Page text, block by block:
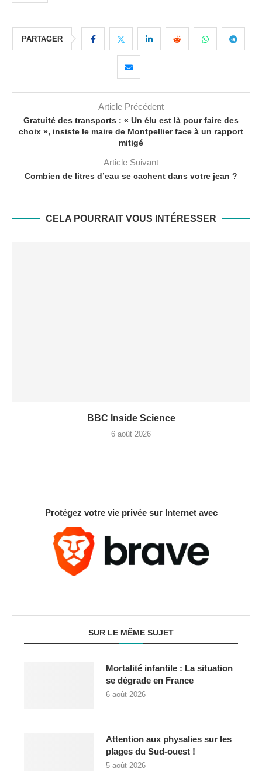
PARTAGER
Article Précédent
Gratuité des transports : « Un élu est là pour faire des
choix », insiste le maire de Montpellier face à un rapport
mitigé
Article Suivant
Combien de litres d’eau se cachent dans votre jean ?
CELA POURRAIT VOUS INTÉRESSER
BBC Inside Science
6 août 2026
Protégez votre vie privée sur Internet avec
SUR LE MÊME SUJET
Mortalité infantile : La situation
se dégrade en France
6 août 2026
Attention aux physalies sur les
plages du Sud-ouest !
5 août 2026